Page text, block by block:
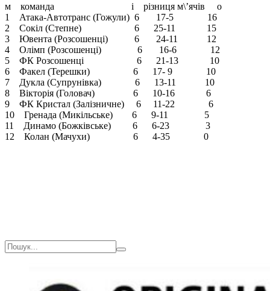
м команда і різниця м\’ячів о
1 Атака-Автотранс (Гожули) 6 17-5 16
2 Сокіл (Степне) 6 25-11 15
3 Ювента (Розсошенці) 6 24-11 12
4 Олімп (Розсошенці) 6 16-6 12
5 ФК Розсошенці 6 21-13 10
6 Факел (Терешки) 6 17- 9 10
7 Дукла (Супрунівка) 6 13-11 10
8 Вікторія (Головач) 6 10-16 6
9 ФК Кристал (Залізничне) 6 11-22 6
10 Гренада (Микільське) 6 9-11 5
11 Динамо (Божківське) 6 6-23 3
12 Колан (Мачухи) 6 4-35 0